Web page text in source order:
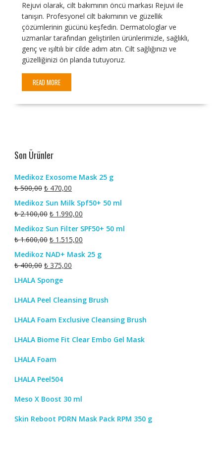
Rejuvi olarak, cilt bakımının öncü markası Rejuvi ile
tanışın. Profesyonel cilt bakımının ve güzellik
çözümlerinin gücünü keşfedin. Dermatologlar ve
uzmanlar tarafından geliştirilen ürünlerimizle, sağlıklı,
genç ve ışıltılı bir cilde adım atın. Cilt sağlığınızı ve
güzelliğinizi ön planda tutuyoruz.
READ MORE
Son Ürünler
Medikoz Exosome Mask 25 g
₺500,00 Orijinal
fiyat:
₺ 500,00.
₺470,00Şu
andaki
fiyat:
₺ 470,00.
Medikoz Sun Milk Spf50+ 50 ml
₺2.100,00 Orijinal
fiyat:
₺ 2.100,00.
₺1.990,00Şu
andaki
₺ 1.990,00.
Medikoz Sun Filter SPF50+ 50 ml
₺1.600,00 Orijinal
fiyat:
₺ 1.600,00.
₺1.515,00Şu
andaki
Medikoz NAD+ Mask 25 g
₺400,00 Orijinal
₺ 400,00.
₺375,00Şu
₺ 375,00.
LHALA Sponge
LHALA Peel Cleansing Brush
LHALA Foam Exclusive Cleansing Brush
LHALA Biome Fit Clear Embo Gel Mask
LHALA Foam
LHALA Peel504
Meso X Boost 30 ml
Skin Reboot PDRN Mask Pack RPM 350 g